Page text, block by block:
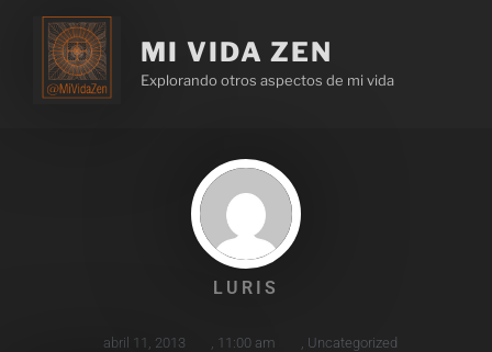
MI VIDA ZEN
Explorando otros aspectos de mi vida
LURIS
abril 11, 2013 11:00 am Uncategorized